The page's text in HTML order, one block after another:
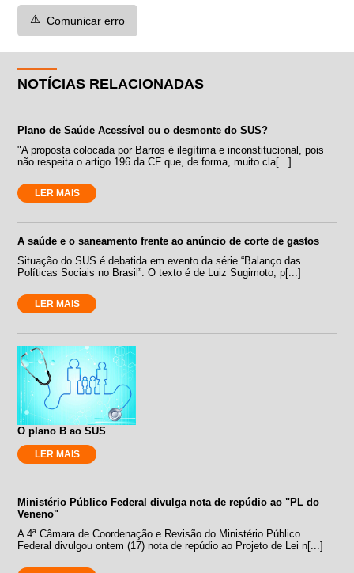
⚠️ Comunicar erro
NOTÍCIAS RELACIONADAS
Plano de Saúde Acessível ou o desmonte do SUS?
"A proposta colocada por Barros é ilegítima e inconstitucional, pois
não respeita o artigo 196 da CF que, de forma, muito cla[...]
LER MAIS
A saúde e o saneamento frente ao anúncio de corte de gastos
Situação do SUS é debatida em evento da série “Balanço das
Políticas Sociais no Brasil”. O texto é de Luiz Sugimoto, p[...]
LER MAIS
O plano B ao SUS
LER MAIS
Ministério Público Federal divulga nota de repúdio ao "PL do
Veneno"
A 4ª Câmara de Coordenação e Revisão do Ministério Público
Federal divulgou ontem (17) nota de repúdio ao Projeto de Lei n[...]